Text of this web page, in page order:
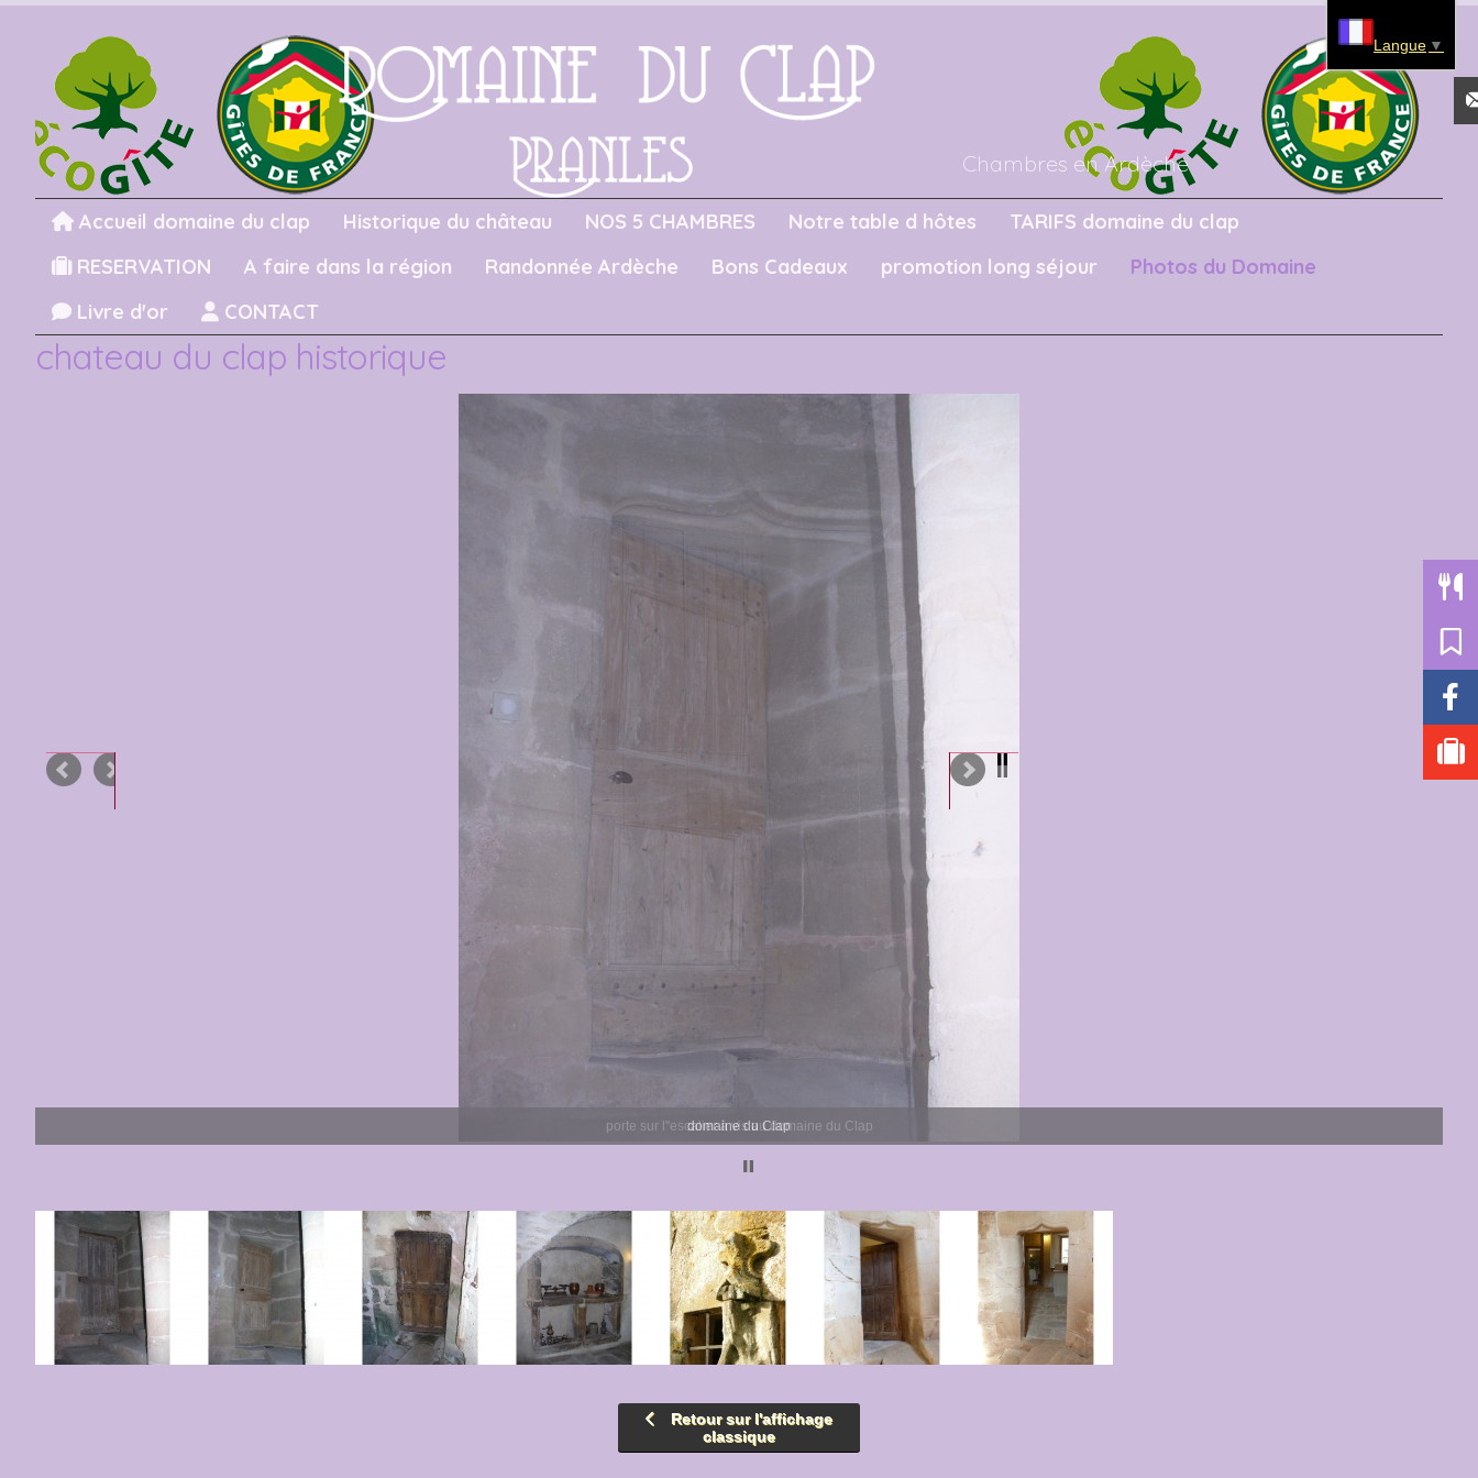
Chambres en Ardèche
Accueil domaine du clap Historique du château NOS 5 CHAMBRES Notre table d hôtes
TARIFS domaine du clap
RESERVATION
A faire dans la région Randonnée Ardèche Bons Cadeaux promotion long séjour
Photos du Domaine
Livre d'or
CONTACT
chateau du clap historique
domaine du Clap
Retour sur l'affichage
classique
Langue ▼